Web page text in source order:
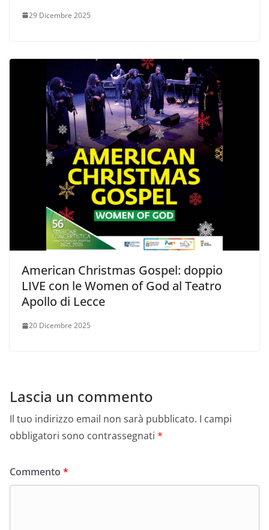
29 Dicembre 2025
American Christmas Gospel: doppio
LIVE con le Women of God al Teatro
Apollo di Lecce
20 Dicembre 2025
Lascia un commento
Il tuo indirizzo email non sarà pubblicato. I campi
obbligatori sono contrassegnati *
Commento *